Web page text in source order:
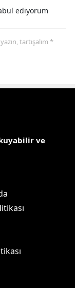
ediyorum
tartışalım *
ve